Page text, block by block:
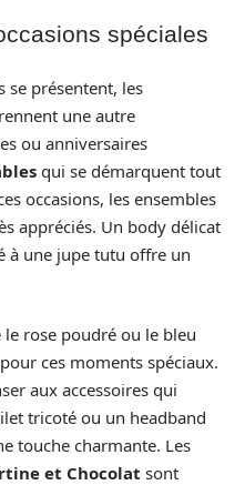
spéciales
se présentent, les
une autre
ou anniversaires
qui se démarquent tout
occasions, les ensembles
appréciés. Un body délicat
à une jupe tutu offre un
le rose poudré ou le bleu
ces moments spéciaux.
aux accessoires qui
tricoté ou un headband
touche charmante. Les
et Chocolat sont